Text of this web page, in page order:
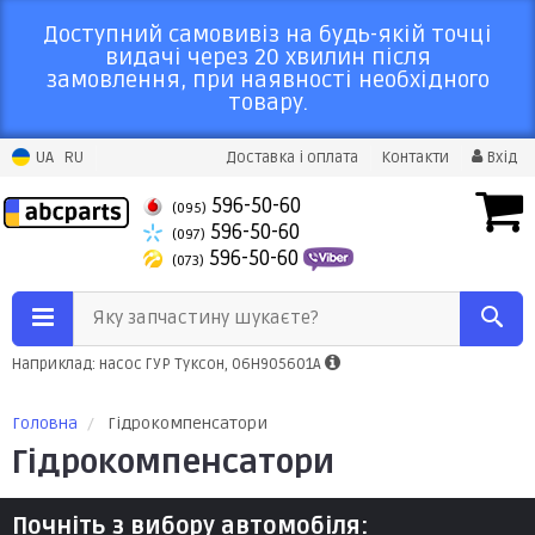
Доступний самовивіз на будь-якій точці
видачі через 20 хвилин після
замовлення, при наявності необхідного
товару.
UA RU Доставка і оплата Контакти Вхід
(095) 596-50-60
(097) 596-50-60
(073) 596-50-60
Яку запчастину шукаєте?
Наприклад: насос ГУР Туксон, 06H905601A
Головна Гідрокомпенсатори
Гідрокомпенсатори
Почніть з вибору автомобіля: